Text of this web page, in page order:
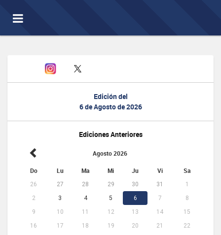
Toggle
navigation
Edición del
6 de Agosto de 2026
Ediciones Anteriores
Agosto 2026
Do Lu Ma Mi Ju Vi Sa
26 27 28 29 30 31
1
2
3 4 5 6 7
8
9
10 11 12 13 14
15
16
17 18 19 20 21
22